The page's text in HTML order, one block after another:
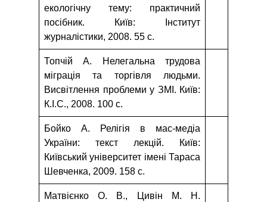
екологічну тему: практичний
посібник. Київ: Інститут
журналістики, 2008. 55 с.
Топчій А. Нелегальна трудова
міграція та торгівля людьми.
Висвітлення проблеми у ЗМІ. Київ:
К.І.С., 2008. 100 с.
Бойко А. Релігія в мас-медіа
України: текст лекцій. Київ:
Київський університет імені Тараса
Шевченка, 2009. 158 с.
Матвієнко О. В., Цивін М. Н.